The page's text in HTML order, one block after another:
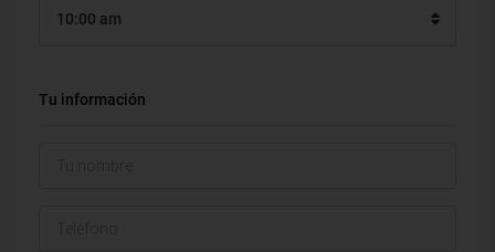
10:00 am
Tu información